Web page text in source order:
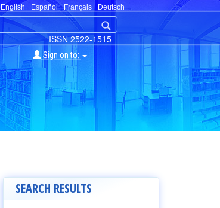
English Español Français Deutsch
ISSN 2522-1515
Sign on to:
SEARCH RESULTS